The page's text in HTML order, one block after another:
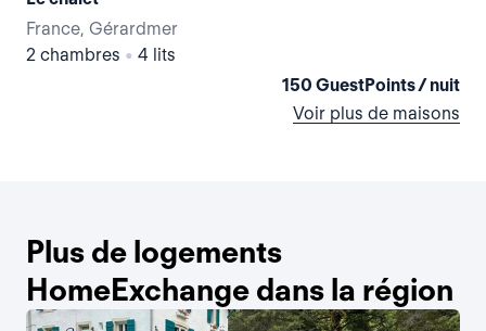
France, Gérardmer
2 chambres • 4 lits
150 GuestPoints / nuit
Voir plus de maisons
Plus de logements
HomeExchange dans la région